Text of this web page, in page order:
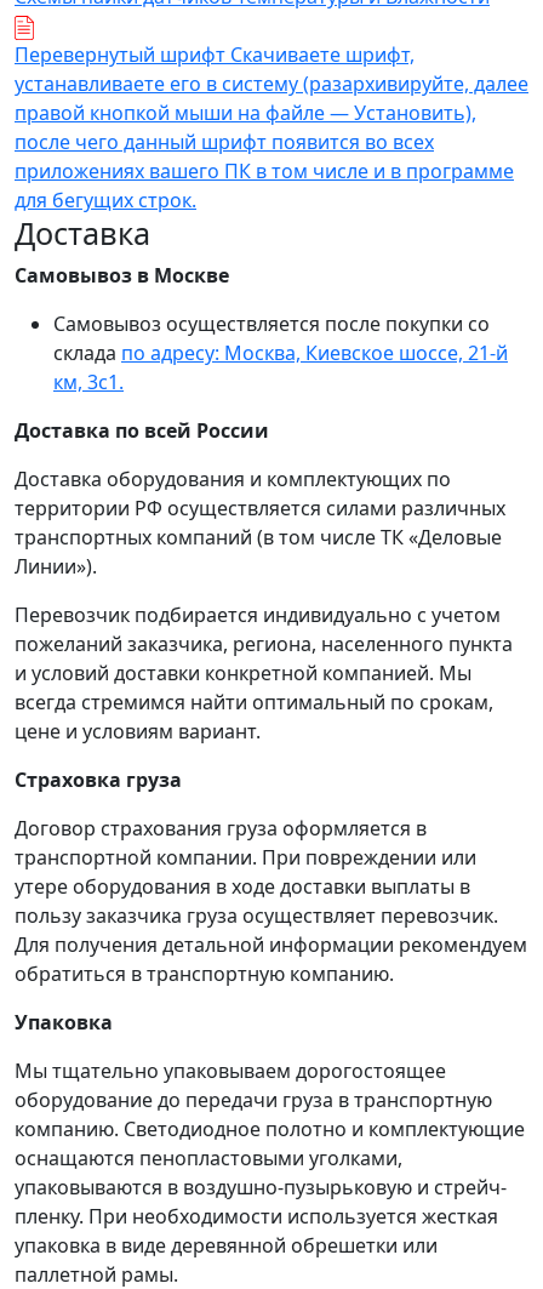
Перевернутый шрифт Скачиваете шрифт,
устанавливаете его в систему (разархивируйте, далее
правой кнопкой мыши на файле — Установить),
после чего данный шрифт появится во всех
приложениях вашего ПК в том числе и в программе
для бегущих строк.
Доставка
Самовывоз в Москве
Самовывоз осуществляется после покупки со
склада по адресу: Москва, Киевское шоссе, 21-й
км, 3с1.
Доставка по всей России
Доставка оборудования и комплектующих по
территории РФ осуществляется силами различных
транспортных компаний (в том числе ТК «Деловые
Линии»).
Перевозчик подбирается индивидуально с учетом
пожеланий заказчика, региона, населенного пункта
и условий доставки конкретной компанией. Мы
всегда стремимся найти оптимальный по срокам,
цене и условиям вариант.
Страховка груза
Договор страхования груза оформляется в
транспортной компании. При повреждении или
утере оборудования в ходе доставки выплаты в
пользу заказчика груза осуществляет перевозчик.
Для получения детальной информации рекомендуем
обратиться в транспортную компанию.
Упаковка
Мы тщательно упаковываем дорогостоящее
оборудование до передачи груза в транспортную
компанию. Светодиодное полотно и комплектующие
оснащаются пенопластовыми уголками,
упаковываются в воздушно-пузырьковую и стрейч-
пленку. При необходимости используется жесткая
упаковка в виде деревянной обрешетки или
паллетной рамы.